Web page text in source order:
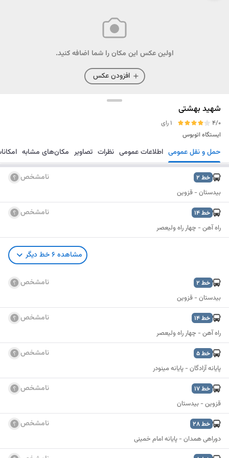
اولین عکس این مکان را شما اضافه کنید.
افزودن عکس
شهید بهشتی
4/0
1 رای
ایستگاه اتوبوس
مسیریابی ذخیره ارسال حمل و نقل عمومی اطلاعات عمومی نظرات تصاویر مکان‌های مشابه
خط 2 نامشخص
بیدستان - قزوین
خط14 نامشخص
راه آهن - چهار راه ولیعصر
مشاهده6خط دیگر
خط 2 نامشخص
بیدستان - قزوین
خط14 نامشخص
راه آهن - چهار راه ولیعصر
خط5 نامشخص
پایانه آزادگان - پایانه مینودر
خط17 نامشخص
قزوین - بیدستان
خط28 نامشخص
دوراهی همدان - پایانه امام خمینی